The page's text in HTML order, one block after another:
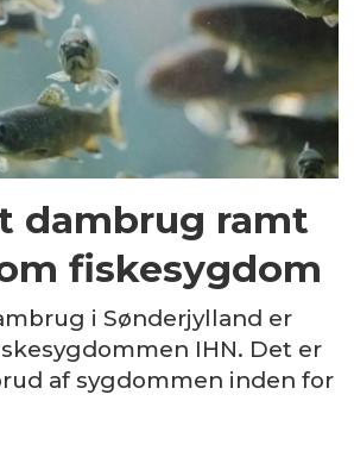
dambrug ramt
fiskesygdom
i Sønderjylland er
IHN. Det er
af sygdommen inden for